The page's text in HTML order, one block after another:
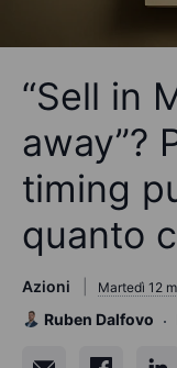
“Sell in
away”?
timing
quanto
Azioni Martedì 12
Ruben Dalfovo